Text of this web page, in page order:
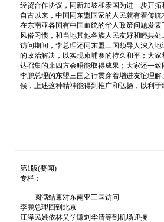
经贸合作协议，同新加坡和泰国为进一步开
自古以来，中国同东盟国家的人民就有着传
在东南亚各国有中国血统的华人政策问题发
风俗习惯，和当地其他各族人民友好和睦共
访问期间，李总理还同东盟三国领导人深入
的政治解决，以实现柬埔寨的持久和平；大
达召集的柬四方会晤能取得成果；大家还一
李鹏总理的东盟三国之行贯穿着增进友谊理
候，上述这种精神能得到推广和弘扬，以利
第1版(要闻)
专栏：
圆满结束对东南亚三国访问
李鹏总理回到北京
江泽民姚依林吴学谦刘华清等到机场迎接